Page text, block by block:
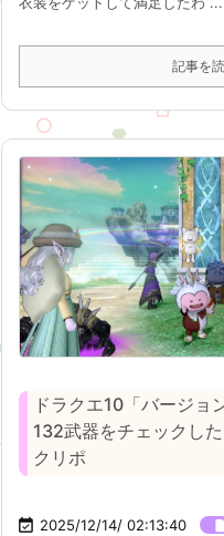
記事を
ドラクエ10「バージョ
132武器をチェックし
クリポ
 2025/12/14/ 02:13:40